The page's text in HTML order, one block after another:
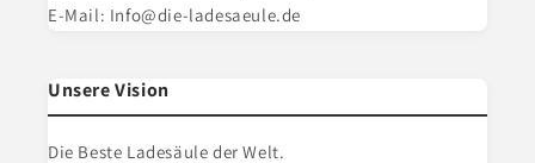
E-Mail: Info@die-ladesaeule.de
Unsere Vision
Die Beste Ladesäule der Welt.